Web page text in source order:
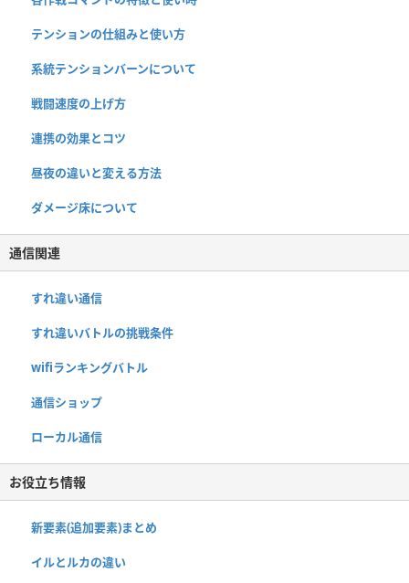
テンションの仕組みと使い方
系統テンションバーンについて
戦闘速度の上げ方
連携の効果とコツ
昼夜の違いと変える方法
ダメージ床について
通信関連
すれ違い通信
すれ違いバトルの挑戦条件
wifiランキングバトル
通信ショップ
ローカル通信
お役立ち情報
新要素(追加要素)まとめ
イルとルカの違い